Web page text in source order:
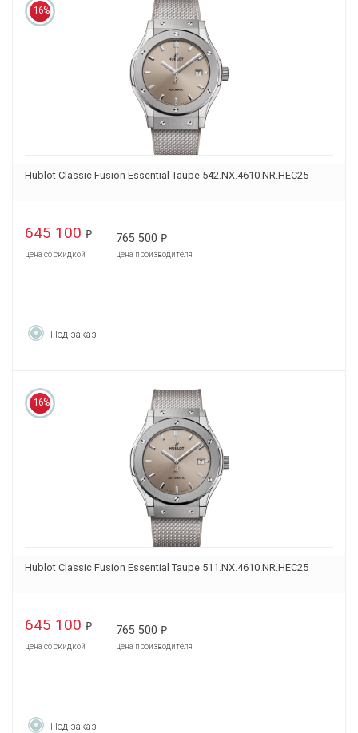
16%
Hublot Classic Fusion Essential Taupe 542.NX.4610.NR.HEC25
645 100 ₽
цена со скидкой
765 500 ₽
цена производителя
Под заказ
16%
Hublot Classic Fusion Essential Taupe 511.NX.4610.NR.HEC25
645 100 ₽
цена со скидкой
765 500 ₽
цена производителя
Под заказ